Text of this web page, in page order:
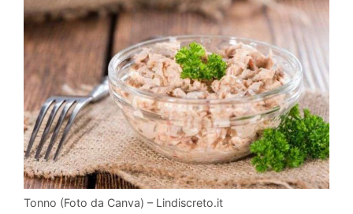
Tonno (Foto da Canva) – Lindiscreto.it